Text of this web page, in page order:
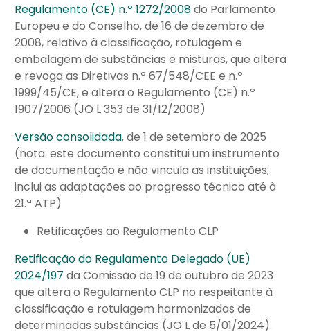
Regulamento (CE) n.º 1272/2008do Parlamento
Europeu e do Conselho, de 16 de dezembro de
2008, relativo à classificação, rotulagem e
embalagem de substâncias e misturas, que altera
e revoga as Diretivas n.º 67/548/CEE e n.º
1999/45/CE, e altera o Regulamento (CE) n.º
1907/2006 (JO L 353 de 31/12/2008)
Versão consolidada, de 1 de setembro de 2025
(nota: este documento constitui um instrumento
de documentação e não vincula as instituições;
inclui as adaptações ao progresso técnico até à
21.ª ATP)
Retificações ao Regulamento CLP
Retificação do Regulamento Delegado (UE)
2024/197 da Comissão de 19 de outubro de 2023
que altera o Regulamento CLP no respeitante à
classificação e rotulagem harmonizadas de
determinadas substâncias (JO L de 5/01/2024).